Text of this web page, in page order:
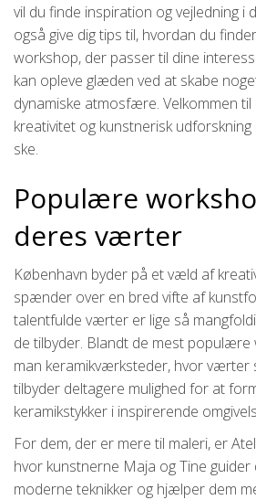
vil du finde inspiration og vejledning i
også give dig tips til, hvordan du
workshop, der passer til dine
kan opleve glæden ved at skabe
dynamiske atmosfære. Velkommen
kreativitet og kunstnerisk udforskning
ske.
Populære
deres værter
København byder på et væld af
spænder over en bred vifte af
talentfulde værter er lige så
de tilbyder. Blandt de mest
man keramikværksteder, hvor værter
tilbyder deltagere mulighed for at
keramikstykker i inspirerende
For dem, der er mere til maleri, er
hvor kunstnerne Maja og Tine guider
moderne teknikker og hjælper dem